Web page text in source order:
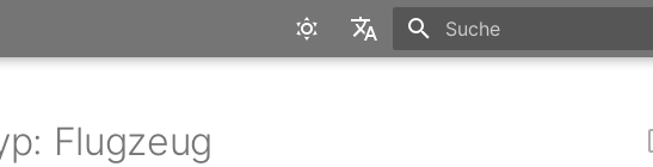
Flugzeug